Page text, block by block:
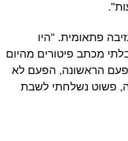
פתאומית. "היו
מכתב פיטורים מהיום
הראשונה, הפעם לא
פשוט נשלחתי לשבת